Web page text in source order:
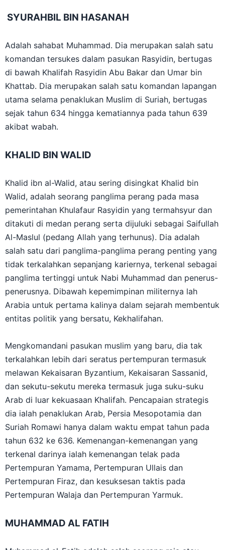
SYURAHBIL BIN HASANAH
Adalah sahabat Muhammad. Dia merupakan salah satu
komandan tersukes dalam pasukan Rasyidin, bertugas
di bawah Khalifah Rasyidin Abu Bakar dan Umar bin
Khattab. Dia merupakan salah satu komandan lapangan
utama selama penaklukan Muslim di Suriah, bertugas
sejak tahun 634 hingga kematiannya pada tahun 639
akibat wabah.
KHALID BIN WALID
Khalid ibn al-Walid, atau sering disingkat Khalid bin
Walid, adalah seorang panglima perang pada masa
pemerintahan Khulafaur Rasyidin yang termahsyur dan
ditakuti di medan perang serta dijuluki sebagai Saifullah
Al-Maslul (pedang Allah yang terhunus). Dia adalah
salah satu dari panglima-panglima perang penting yang
tidak terkalahkan sepanjang kariernya, terkenal sebagai
panglima tertinggi untuk Nabi Muhammad dan penerus-
penerusnya. Dibawah kepemimpinan militernya lah
Arabia untuk pertama kalinya dalam sejarah membentuk
entitas politik yang bersatu, Kekhalifahan.
Mengkomandani pasukan muslim yang baru, dia tak
terkalahkan lebih dari seratus pertempuran termasuk
melawan Kekaisaran Byzantium, Kekaisaran Sassanid,
dan sekutu-sekutu mereka termasuk juga suku-suku
Arab di luar kekuasaan Khalifah. Pencapaian strategis
dia ialah penaklukan Arab, Persia Mesopotamia dan
Suriah Romawi hanya dalam waktu empat tahun pada
tahun 632 ke 636. Kemenangan-kemenangan yang
terkenal darinya ialah kemenangan telak pada
Pertempuran Yamama, Pertempuran Ullais dan
Pertempuran Firaz, dan kesuksesan taktis pada
Pertempuran Walaja dan Pertempuran Yarmuk.
MUHAMMAD AL FATIH